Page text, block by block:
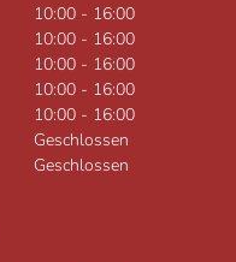
10:00 - 16:00
10:00 - 16:00
10:00 - 16:00
10:00 - 16:00
10:00 - 16:00
Geschlossen
Geschlossen